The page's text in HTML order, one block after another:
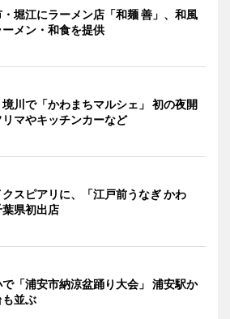
堀江にラーメン店「和麺 善」、和風
ーメン・和食を提供
川で「かわまちマルシェ」 初の夜開
マやキッチンカーなど
スピアリに、「江戸前うなぎ かわ
県初出店
「浦安市納涼盆踊り大会」 浦安駅か
も並ぶ